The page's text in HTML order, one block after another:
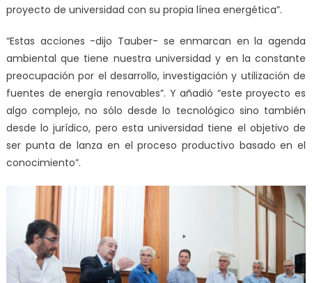
proyecto de universidad con su propia línea energética”.
“Estas acciones -dijo Tauber- se enmarcan en la agenda
ambiental que tiene nuestra universidad y en la constante
preocupación por el desarrollo, investigación y utilización de
fuentes de energía renovables”. Y añadió “este proyecto es
algo complejo, no sólo desde lo tecnológico sino también
desde lo jurídico, pero esta universidad tiene el objetivo de
ser punta de lanza en el proceso productivo basado en el
conocimiento”.